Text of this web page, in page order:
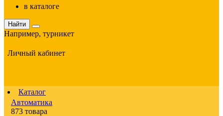
в каталоге
Найти
Например, турникет
Личный кабинет
Каталог
Автоматика
873 товара